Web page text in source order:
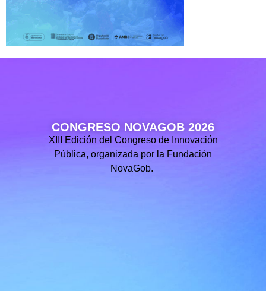
CONGRESO NOVAGOB 2026
XIII Edición del Congreso de Innovación
Pública, organizada por la Fundación
NovaGob.